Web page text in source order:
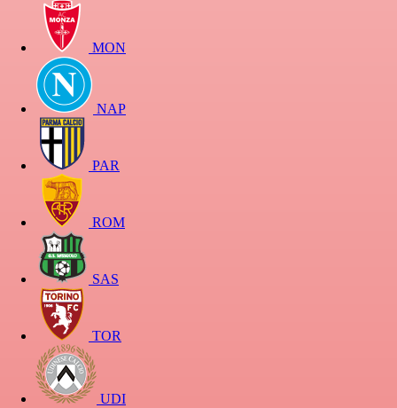
MON
NAP
PAR
ROM
SAS
TOR
UDI